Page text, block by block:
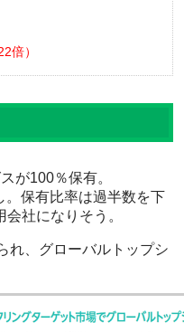
倍
が100％保有。
。保有比率は過半数を下
社になりそう。
れ、グローバルトップシ